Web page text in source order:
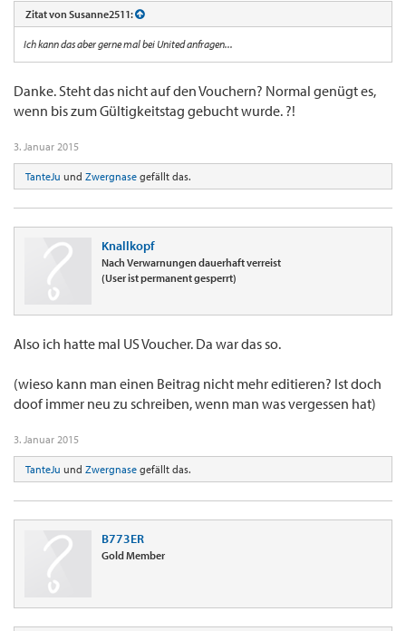
Zitat von Susanne2511:
Ich kann das aber gerne mal bei United anfragen...
Danke. Steht das nicht auf den Vouchern? Normal genügt es,
wenn bis zum Gültigkeitstag gebucht wurde. ?!
3. Januar 2015
TanteJu und Zwergnase gefällt das.
Knallkopf
Nach Verwarnungen dauerhaft verreist
(User ist permanent gesperrt)
Also ich hatte mal US Voucher. Da war das so.
(wieso kann man einen Beitrag nicht mehr editieren? Ist doch
doof immer neu zu schreiben, wenn man was vergessen hat)
3. Januar 2015
TanteJu und Zwergnase gefällt das.
B773ER
Gold Member